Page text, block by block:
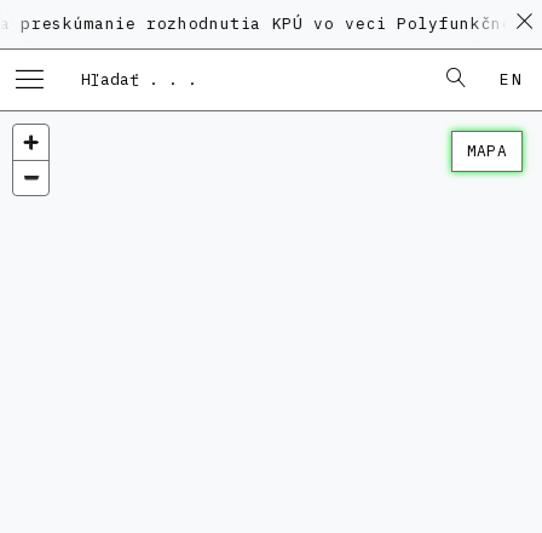
rozhodnutia KPÚ vo veci Polyfunkčného domu
EN
MAPA